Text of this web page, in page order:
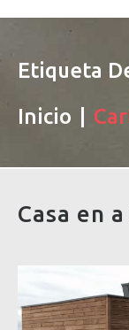
Etiqueta
Inicio
Casa en